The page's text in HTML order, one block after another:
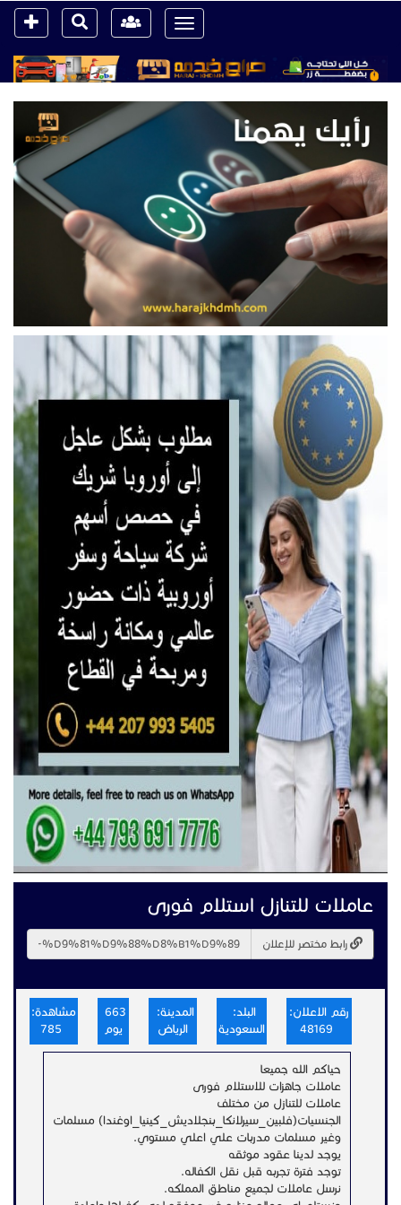
Toggle
navigation
عاملات للتنازل استلام فورى
رابط مختصر للإعلان
رقم الاعلان:
البلد:
السعودية
المدينة:
الرياض
663
يوم
مشاهدة:
حياكم الله جميعا
عاملات جاهزات للاستلام فورى
عاملات للتنازل من مختلف
الجنسيات(فلبين_سيرلانكا_بنجلاديش_كينيا_اوغندا) مسلمات
وغير مسلمات مدربات علي اعلي مستوي.
يوجد لدينا عقود موثقه
توجد فترة تجربه قبل نقل الكفاله.
نرسل عاملات لجميع مناطق المملكه.